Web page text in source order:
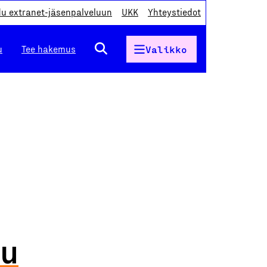
extranet-jäsenpalveluun UKK Yhteystiedot
Tee hakemus Valikko